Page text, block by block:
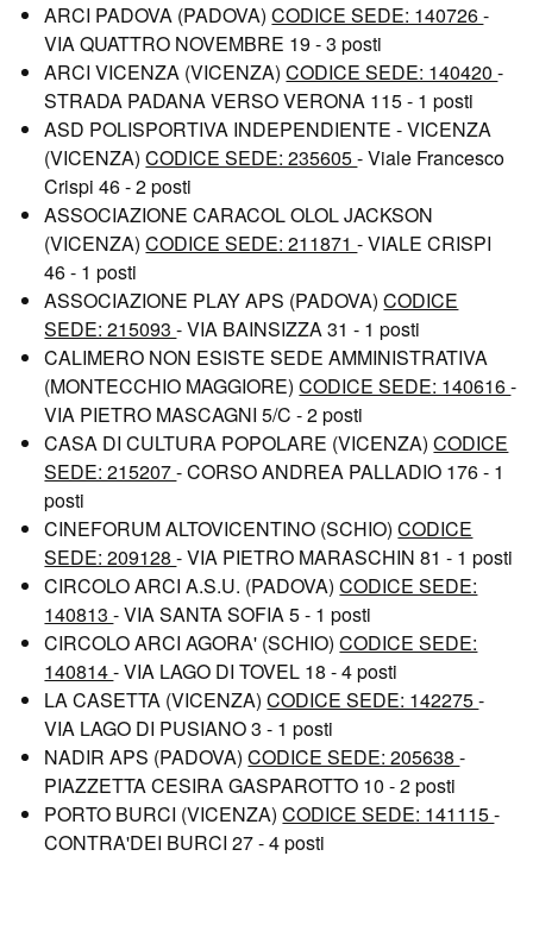
ARCI PADOVA (PADOVA)CODICE SEDE: 140726-
VIA QUATTRO NOVEMBRE 19 - 3 posti
ARCI VICENZA (VICENZA)CODICE SEDE: 140420-
STRADA PADANA VERSO VERONA 115 - 1 posti
ASD POLISPORTIVA INDEPENDIENTE - VICENZA
(VICENZA)CODICE SEDE: 235605- Viale Francesco
Crispi 46 - 2 posti
ASSOCIAZIONE CARACOL OLOL JACKSON
(VICENZA)CODICE SEDE: 211871- VIALE CRISPI
46 - 1 posti
ASSOCIAZIONE PLAY APS (PADOVA)CODICE
SEDE: 215093- VIA BAINSIZZA 31 - 1 posti
CALIMERO NON ESISTE SEDE AMMINISTRATIVA
(MONTECCHIO MAGGIORE)CODICE SEDE: 140616-
VIA PIETRO MASCAGNI 5/C - 2 posti
CASA DI CULTURA POPOLARE (VICENZA)CODICE
SEDE: 215207- CORSO ANDREA PALLADIO 176 - 1
posti
CINEFORUM ALTOVICENTINO (SCHIO)CODICE
SEDE: 209128- VIA PIETRO MARASCHIN 81 - 1 posti
CIRCOLO ARCI A.S.U. (PADOVA)CODICE SEDE:
140813- VIA SANTA SOFIA 5 - 1 posti
CIRCOLO ARCI AGORA' (SCHIO)CODICE SEDE:
140814- VIA LAGO DI TOVEL 18 - 4 posti
LA CASETTA (VICENZA)CODICE SEDE: 142275-
VIA LAGO DI PUSIANO 3 - 1 posti
NADIR APS (PADOVA)CODICE SEDE: 205638-
PIAZZETTA CESIRA GASPAROTTO 10 - 2 posti
PORTO BURCI (VICENZA)CODICE SEDE: 141115-
CONTRA'DEI BURCI 27 - 4 posti